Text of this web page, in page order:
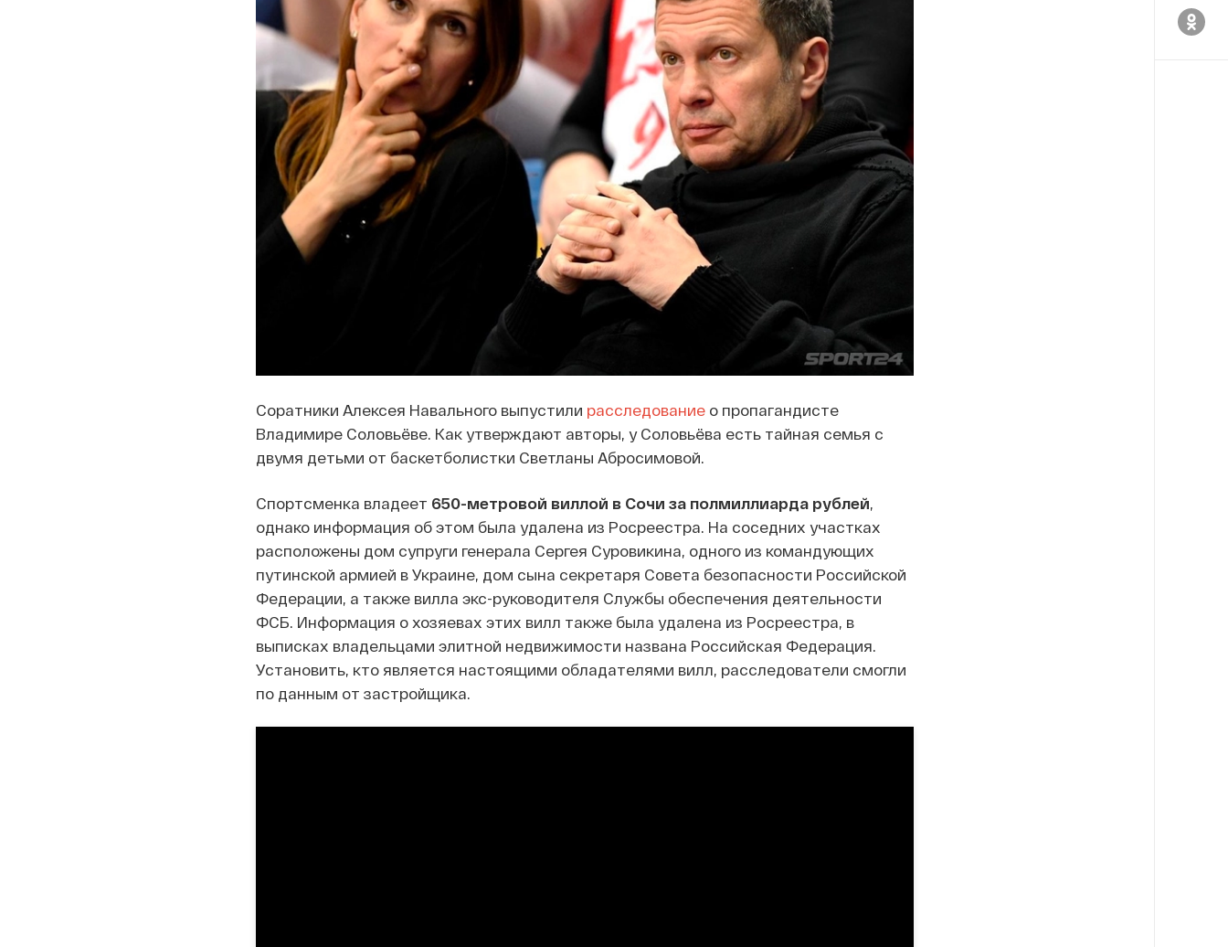
Соратники Алексея Навального выпустили расследованиео пропагандисте
Владимире Соловьёве. Как утверждают авторы, у Соловьёва есть тайная семья с
двумя детьми от баскетболистки Светланы Абросимовой.
Спортсменка владеет 650-метровой виллой в Сочи за полмиллиарда рублей
однако информация об этом была удалена из Росреестра. На соседних участках
расположены дом супруги генерала Сергея Суровикина, одного из командующих
путинской армией в Украине, дом сына секретаря Совета безопасности Российской
Федерации, а также вилла экс-руководителя Службы обеспечения деятельности
ФСБ. Информация о хозяевах этих вилл также была удалена из Росреестра, в
выписках владельцами элитной недвижимости названа Российская Федерация.
Установить, кто является настоящими обладателями вилл, расследователи смогли
по данным от застройщика.